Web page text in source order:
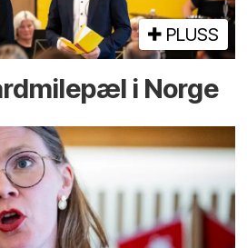
PLUSS
i Norge